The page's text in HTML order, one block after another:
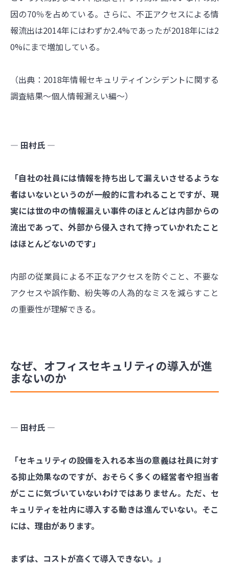
因の70％を占めている。さらに、不正アクセスによる情
報流出は2014年にはわずか2.4%であったが2018年には2
0%にまで増加している。
（出典：2018年情報セキュリティインシデントに関する
調査結果～個人情報漏えい編～）
― 田村氏 ―
「自社の社員には情報を持ち出して漏えいさせるような
者はいないというのが一般的に言われることですが、現
実には世の中の情報漏えい事件のほとんどは内部からの
流出であって、外部から侵入されて持っていかれたこと
はほとんどないのです」
内部の従業員による不正なアクセスを防ぐこと、不要な
アクセスや誤作動、紛失等の人為的なミスを減らすこと
の重要性が理解できる。
なぜ、オフィスセキュリティの導入が進
まないのか
― 田村氏 ―
「セキュリティの設備を入れる本当の意義は社員に対す
る抑止効果なのですが、おそらく多くの経営者や担当者
がここに気づいていないわけではありません。ただ、セ
キュリティを社内に導入する動きは進んでいない。そこ
には、理由があります。
まずは、コストが高くて導入できない。」